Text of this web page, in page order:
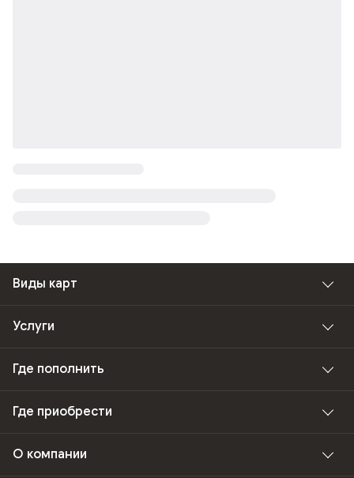
Виды карт
Услуги
Где пополнить
Где приобрести
О компании